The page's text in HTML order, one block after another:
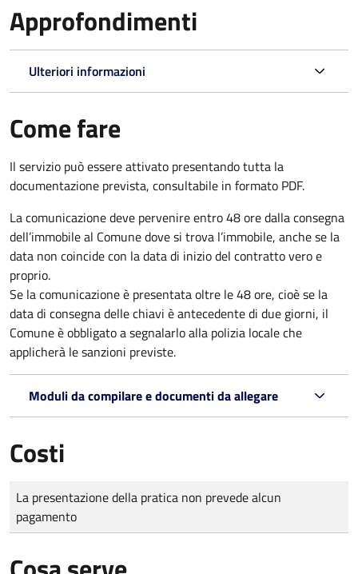
Approfondimenti
Ulteriori informazioni
Come fare
Il servizio può essere attivato presentando tutta la
documentazione prevista, consultabile in formato PDF.
La comunicazione deve pervenireentro 48 oredalla consegna
dell’immobile al Comune dove si trova l’immobile, anche se la
data non coincide con la data di inizio del contratto vero e
proprio.
Se la comunicazione è presentata oltre le 48 ore, cioè se la
data di consegna delle chiavi è antecedente di due giorni, il
Comune è obbligato a segnalarlo alla polizia locale che
applicherà le sanzioni previste.
Moduli da compilare e documenti da allegare
Costi
Tipo di pagamento
Importo
La presentazione della pratica non prevede alcun
pagamento